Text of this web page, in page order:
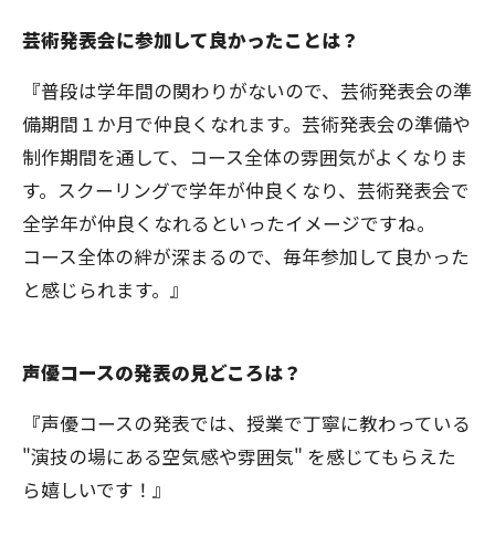
芸術発表会に参加して良かったことは？
『普段は学年間の関わりがないので、芸術発表会の準
備期間１か月で仲良くなれます。芸術発表会の準備や
制作期間を通して、コース全体の雰囲気がよくなりま
す。スクーリングで学年が仲良くなり、芸術発表会で
全学年が仲良くなれるといったイメージですね。
コース全体の絆が深まるので、毎年参加して良かった
と感じられます。』
声優コースの発表の見どころは？
『声優コースの発表では、授業で丁寧に教わっている
"演技の場にある空気感や雰囲気" を感じてもらえた
ら嬉しいです！』